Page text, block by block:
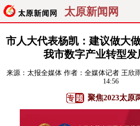
太原新闻网
首页 聚焦
关注
旅游 理财
市人大代表杨凯：建议做大
我市数字产业转型发
来源： 太报全媒体 作者：全媒体记者 王欣
14:56
聚焦2023太原